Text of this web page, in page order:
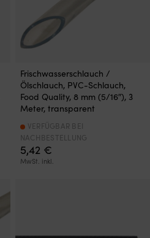
Frischwasserschlauch /
Ölschlauch, PVC-Schlauch,
Food Quality, 8 mm (5/16″), 3
Meter, transparent
5,42 €
MwSt. inkl.
VERFÜGBAR BEI
NACHBESTELLUNG